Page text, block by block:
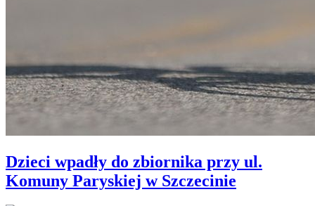
Dzieci wpadły do zbiornika przy ul.
Komuny Paryskiej w Szczecinie